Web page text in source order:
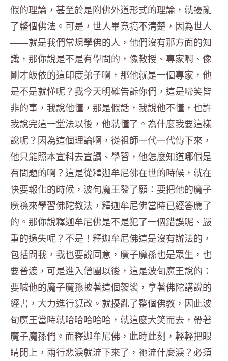
假的理論，甚至於是附佛外道形式的理論，就擾亂
了整個佛法。可是，世人畢竟搞不清楚，因為世人
——就是我們常規學佛的人，他們沒有那方面的知
識，那你說是不是有學問的，像教授、專家啊、像
剛才皈依的這印度弟子啊，那他就是一個專家，他
是不是就懂呢？我今天明確告訴你們，這是啼笑皆
非的事，我說他懂，那是假話，我說他不懂，也許
我說完這一堂法以後，他就懂了。為什麼我要這樣
說呢？因為這個理論啊，從祖師一代一代傳下來，
他只能照本宣科去宣讀、學習，他怎麼知道哪個是
有問題的啊？這是從釋迦牟尼佛在世的時候，就在
快要報化的時候，波旬魔王發了願：要把他的魔子
魔孫來學習佛陀教法，釋迦牟尼佛當時已經答應了
的。那你說釋迦牟尼佛是不是犯了一個錯誤呢、嚴
重的過失呢？不是！釋迦牟尼佛這是沒有辦法的，
包括問我，我也要說同意，魔子魔孫也是眾生，也
要普渡，可是進入僧團以後，這是波旬魔王說的：
要喊他的魔子魔孫披著這個袈裟，拿著佛陀講說的
經書，大力進行篡改。就擾亂了整個佛教，因此波
旬魔王當時就哈哈哈哈哈，就這麼大笑而去，帶著
魔子魔孫們。而釋迦牟尼佛，此時此刻，輕輕把眼
睛閉上，兩行悲淚就流下來了，祂流什麼淚？必須